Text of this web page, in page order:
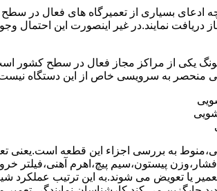
ادعای بسیاری از تعمیرگاه های فعال در
دریافت نمایند.در غیر اینصورت این
یکی از مراکز مجاز فعال در سطح کشور
منحصر به سرویسی خاص از این دستگاه
به بررسی اجزاء این قطعه است.یعنی
پیستون،سیم پیچ،اهرم آهنی،فیلتر
یا تعویض می شوند.به این ترتیب عملکرد